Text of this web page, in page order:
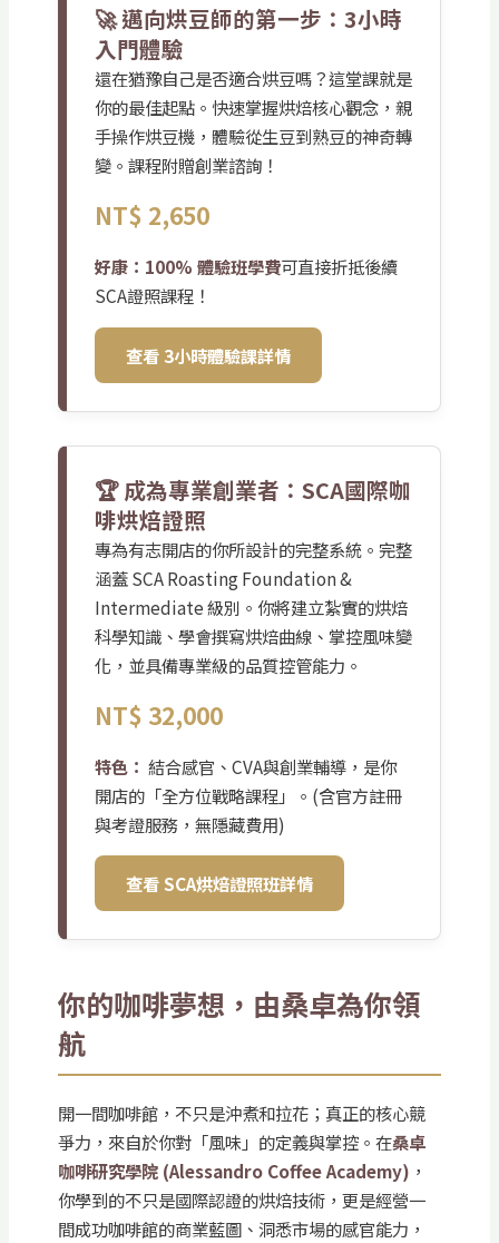
🚀 邁向烘豆師的第一步：3小時
入門體驗
還在猶豫自己是否適合烘豆嗎？這堂課就是
你的最佳起點。快速掌握烘焙核心觀念，親
手操作烘豆機，體驗從生豆到熟豆的神奇轉
變。課程附贈創業諮詢！
NT$ 2,650
好康：100% 體驗班學費可直接折抵後續
SCA證照課程！
查看 3小時體驗課詳情
🏆 成為專業創業者：SCA國際咖
啡烘焙證照
專為有志開店的你所設計的完整系統。完整
涵蓋 SCA Roasting Foundation &
Intermediate 級別。你將建立紮實的烘焙
科學知識、學會撰寫烘焙曲線、掌控風味變
化，並具備專業級的品質控管能力。
NT$ 32,000
特色： 結合感官、CVA與創業輔導，是你
開店的「全方位戰略課程」。(含官方註冊
與考證服務，無隱藏費用)
查看 SCA烘焙證照班詳情
你的咖啡夢想，由桑卓為你領
航
開一間咖啡館，不只是沖煮和拉花；真正的核心競
爭力，來自於你對「風味」的定義與掌控。在桑卓
咖啡研究學院 (Alessandro Coffee Academy) ，
你學到的不只是國際認證的烘焙技術，更是經營一
間成功咖啡館的商業藍圖、洞悉市場的感官能力，